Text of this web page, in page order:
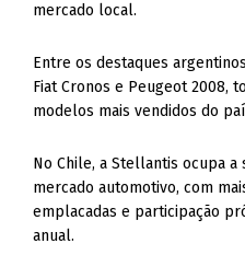
mercado local.
Entre os destaques
Fiat Cronos e Peugeot 2008,
modelos mais vendidos do
No Chile, a Stellantis ocupa a
mercado automotivo, com
emplacadas e participação
anual.